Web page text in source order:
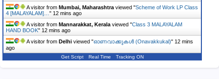
A visitor from Mumbai, Maharashtra viewed "Scheme of Work LP Class
4 [MALAYALAM]… " 12 mins ago
A visitor from Mannarakkat, Kerala viewed "Class 3 MALAYALAM
HAND BOOK" 12 mins ago
A visitor from Delhi viewed "ഓണവാക്കുകള്‍ (Onavakkukal)" 12 mins
ago
Get Script Real Time Tracking ON